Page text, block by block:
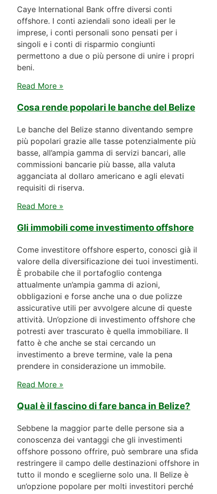
Caye International Bank offre diversi conti
offshore. I conti aziendali sono ideali per le
imprese, i conti personali sono pensati per i
singoli e i conti di risparmio congiunti
permettono a due o più persone di unire i propri
beni.
Read More »
Cosa rende popolari le banche del Belize
Le banche del Belize stanno diventando sempre
più popolari grazie alle tasse potenzialmente più
basse, all’ampia gamma di servizi bancari, alle
commissioni bancarie più basse, alla valuta
agganciata al dollaro americano e agli elevati
requisiti di riserva.
Read More »
Gli immobili come investimento offshore
Come investitore offshore esperto, conosci già il
valore della diversificazione dei tuoi investimenti.
È probabile che il portafoglio contenga
attualmente un’ampia gamma di azioni,
obbligazioni e forse anche una o due polizze
assicurative utili per avvolgere alcune di queste
attività. Un’opzione di investimento offshore che
potresti aver trascurato è quella immobiliare. Il
fatto è che anche se stai cercando un
investimento a breve termine, vale la pena
prendere in considerazione un immobile.
Read More »
Qual è il fascino di fare banca in Belize?
Sebbene la maggior parte delle persone sia a
conoscenza dei vantaggi che gli investimenti
offshore possono offrire, può sembrare una sfida
restringere il campo delle destinazioni offshore in
tutto il mondo e sceglierne solo una. Il Belize è
un’opzione popolare per molti investitori perché